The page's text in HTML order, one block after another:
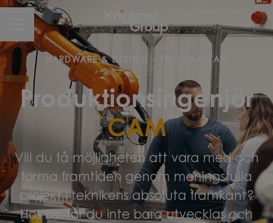
CAREER MENU
HARDWARE & DESIGN · TROLLHÄTTAN
Produktionsingenjör
CAM
Vill du få möjligheten att vara med och
forma framtiden genom meningsfulla
projekt i teknikens absoluta framkant?
Hos oss får du inte bara utvecklas och